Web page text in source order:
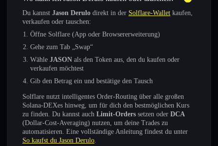
Du kannst Jason Derulo direkt in der Solflare-Wallet kaufen,
verkaufen oder tauschen:
Öffne Solflare (App oder Browsererweiterung)
Gehe zum Tab „Swap“
Wähle JASON als den Token aus, den du kaufen oder
verkaufen möchtest
Gib den Betrag ein und bestätige den Tausch
Solflare nutzt intelligentes Order-Routing über alle großen
Solana-DEXes hinweg, um für dich den bestmöglichen Kurs
zu finden. Du kannst auch Limit-Orders setzen oder DCA
(Dollar-Cost-Averaging) nutzen, um deine Trades zu
automatisieren. Eine vollständige Anleitung findest du unter
So kaufst du Jason Derulo.